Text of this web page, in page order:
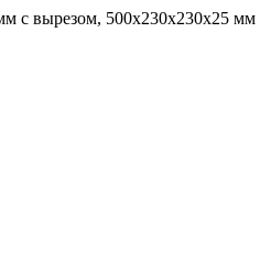
с вырезом, 500x230x230x25 мм